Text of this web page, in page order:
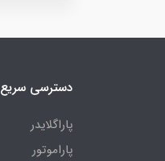
دسترسی سریع
پاراگلایدر
پاراموتور